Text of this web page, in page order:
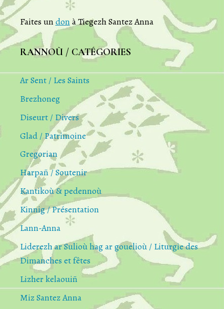
Faites undonà Tiegezh Santez Anna
RANNOÙ / CATÉGORIES
Ar Sent / Les Saints
Brezhoneg
Diseurt / Divers
Glad / Patrimoine
Gregorian
Harpañ / Soutenir
Kantikoù & pedennoù
Kinnig / Présentation
Lann-Anna
Liderezh ar Sulioù hag ar gouelioù / Liturgie des
Dimanches et fêtes
Lizher kelaouiñ
Miz Santez Anna